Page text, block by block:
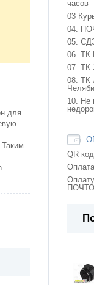
для
часов
03
04.
05.
06. ТК
07. ТК
08. ТК
10. Не
QR